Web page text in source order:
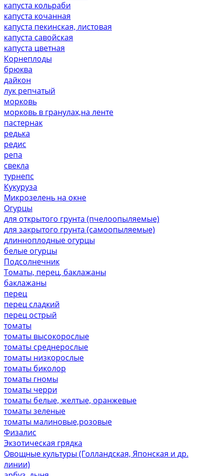
капуста кольраби
капуста кочанная
капуста пекинская, листовая
капуста савойская
капуста цветная
Корнеплоды
брюква
дайкон
лук репчатый
морковь
морковь в гранулах,на ленте
пастернак
редька
редис
репа
свекла
турнепс
Кукуруза
Микрозелень на окне
Огурцы
для открытого грунта (пчелоопыляемые)
для закрытого грунта (самоопыляемые)
длинноплодные огурцы
белые огурцы
Подсолнечник
Томаты, перец, баклажаны
баклажаны
перец
перец сладкий
перец острый
томаты
томаты высокорослые
томаты среднерослые
томаты низкорослые
томаты биколор
томаты гномы
томаты черри
томаты белые, желтые, оранжевые
томаты зеленые
томаты малиновые,розовые
Физалис
Экзотическая грядка
Овощные культуры (Голландская, Японская и др.
линии)